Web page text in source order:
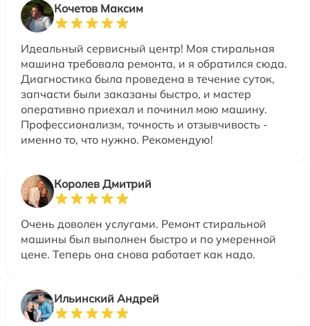
Кочетов Максим
Идеальный сервисный центр! Моя стиральная
машина требовала ремонта, и я обратился сюда.
Диагностика была проведена в течение суток,
запчасти были заказаны быстро, и мастер
оперативно приехал и починил мою машину.
Профессионализм, точность и отзывчивость -
именно то, что нужно. Рекомендую!
Королев Дмитрий
Очень доволен услугами. Ремонт стиральной
машины был выполнен быстро и по умеренной
цене. Теперь она снова работает как надо.
Ильинский Андрей